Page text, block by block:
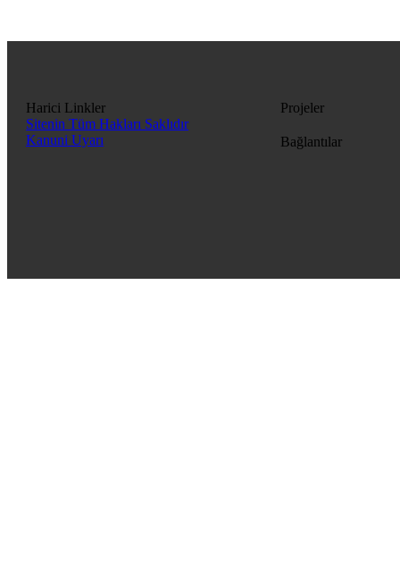
Harici Linkler
Sitenin Tüm Hakları Saklıdır
Kanuni Uyarı
Projeler
Bağlantılar